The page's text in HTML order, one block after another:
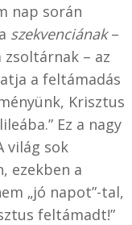
nap során
szekvenciának–
– az
a feltámadás
Krisztus
Ez a nagy
világ sok
ezekben a
„jó napot”-tal,
feltámadt!”